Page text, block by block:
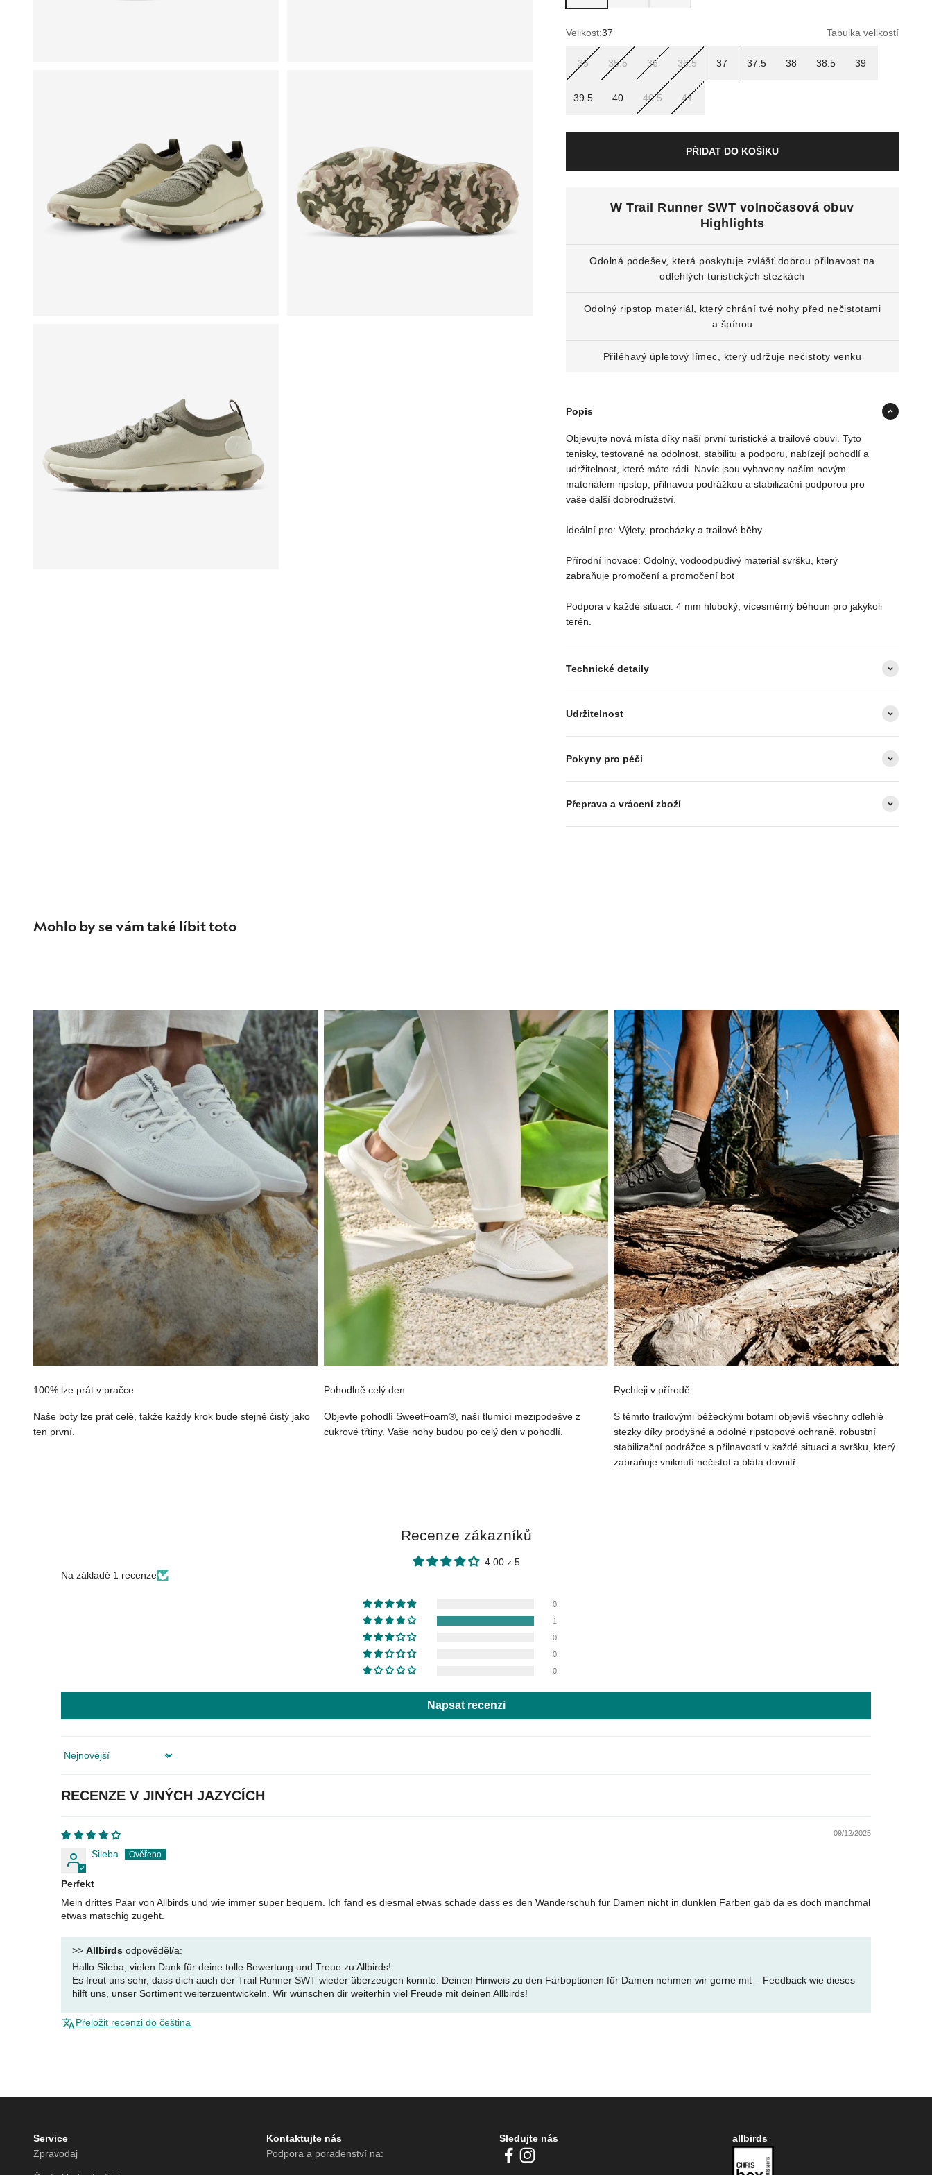
Velikost:37 Tabulka velikostí
35 35.5 36 36.5 37 37.5 38 38.5 39
39.5 40 40.5 41
PŘIDAT DO KOŠÍKU
W Trail Runner SWT volnočasová obuv
Highlights
Odolná podešev, která poskytuje zvlášť dobrou přilnavost na
odlehlých turistických stezkách
Odolný ripstop materiál, který chrání tvé nohy před nečistotami
a špínou
Přiléhavý úpletový límec, který udržuje nečistoty venku
Popis
Objevujte nová místa díky naší první turistické a trailové obuvi. Tyto
tenisky, testované na odolnost, stabilitu a podporu, nabízejí pohodlí a
udržitelnost, které máte rádi. Navíc jsou vybaveny naším novým
materiálem ripstop, přilnavou podrážkou a stabilizační podporou pro
vaše další dobrodružství.
Ideální pro: Výlety, procházky a trailové běhy
Přírodní inovace: Odolný, vodoodpudivý materiál svršku, který
zabraňuje promočení a promočení bot
Podpora v každé situaci: 4 mm hluboký, vícesměrný běhoun pro jakýkoli
terén.
Technické detaily
Udržitelnost
Pokyny pro péči
Přeprava a vrácení zboží
Mohlo by se vám také líbit toto
100% lze prát v pračce
Naše boty lze prát celé, takže každý krok bude stejně čistý jako
ten první.
Pohodlně celý den
Objevte pohodlí SweetFoam®, naší tlumící mezipodešve z
cukrové třtiny. Vaše nohy budou po celý den v pohodlí.
Rychleji v přírodě
S těmito trailovými běžeckými botami objevíš všechny odlehlé
stezky díky prodyšné a odolné ripstopové ochraně, robustní
stabilizační podrážce s přilnavostí v každé situaci a svršku, který
zabraňuje vniknutí nečistot a bláta dovnitř.
Recenze zákazníků
4.00 z 5
Na základě 1 recenze
0
1
0
0
0
Napsat recenzi
Sort by
RECENZE V JINÝCH JAZYCÍCH
09/12/2025
Sileba
Perfekt
Mein drittes Paar von Allbirds und wie immer super bequem. Ich fand es diesmal etwas schade dass es den Wanderschuh für Damen nicht in dunklen Farben gab da es doch manchmal
etwas matschig zugeht.
>> Allbirds odpověděl/a:
Hallo Sileba, vielen Dank für deine tolle Bewertung und Treue zu Allbirds!
Es freut uns sehr, dass dich auch der Trail Runner SWT wieder überzeugen konnte. Deinen Hinweis zu den Farboptionen für Damen nehmen wir gerne mit – Feedback wie dieses
hilft uns, unser Sortiment weiterzuentwickeln. Wir wünschen dir weiterhin viel Freude mit deinen Allbirds!
Přeložit recenzi do čeština
Service
Zpravodaj
Kontaktujte nás
Podpora a poradenství na:
Sledujte nás allbirds